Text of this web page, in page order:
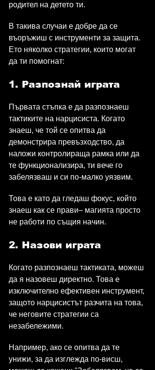
родител на детето ти.
В такива случаи е добре да се
въоръжиш с инструменти за защита.
Ето няколко стратегии, които могат
да ти помогнат:
1. Разпознай играта
Първата стъпка е да разпознаеш
тактиките на нарцисиста. Когато
знаеш, че той се опитва да
демонстрира превъзходство, да
наложи контролираща рамка или да
те функционализира, ти вече го
забелязваш и си по-малко уязвим.
Това е като да гледаш фокус, който
знаеш как се прави– магията просто
не работи по същия начин.
2. Назови играта
Когато разпознаеш тактиката, можеш
да я назовеш директно. Това е
изключително ефективен инструмент,
защото нарцисистът разчита на това,
че неговите стратегии са
незабележими.
Например, ако се опитва да те
унижи, за да изглежда по-висш,